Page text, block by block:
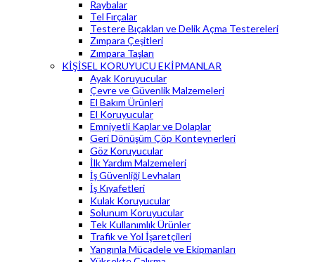
Raybalar
Tel Fırçalar
Testere Bıçakları ve Delik Açma Testereleri
Zımpara Çeşitleri
Zımpara Taşları
KİŞİSEL KORUYUCU EKİPMANLAR
Ayak Koruyucular
Çevre ve Güvenlik Malzemeleri
El Bakım Ürünleri
El Koruyucular
Emniyetli Kaplar ve Dolaplar
Geri Dönüşüm Çöp Konteynerleri
Göz Koruyucular
İlk Yardım Malzemeleri
İş Güvenliği Levhaları
İş Kıyafetleri
Kulak Koruyucular
Solunum Koruyucular
Tek Kullanımlık Ürünler
Trafik ve Yol İşaretçileri
Yangınla Mücadele ve Ekipmanları